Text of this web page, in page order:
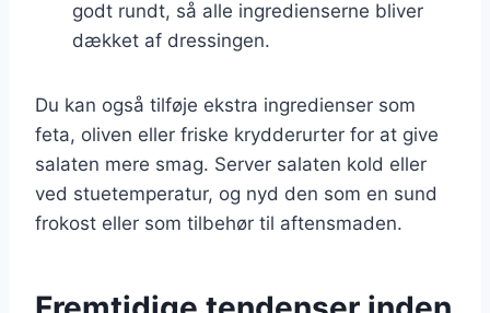
godt rundt, så alle ingredienserne bliver
dækket af dressingen.
Du kan også tilføje ekstra ingredienser som
feta, oliven eller friske krydderurter for at give
salaten mere smag. Server salaten kold eller
ved stuetemperatur, og nyd den som en sund
frokost eller som tilbehør til aftensmaden.